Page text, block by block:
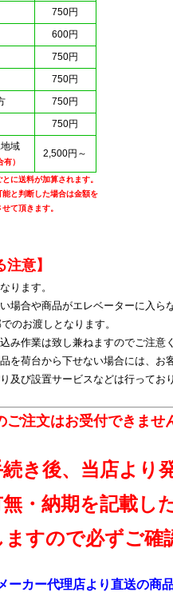
750円
600円
750円
750円
750円
750円
域
）
2,500円～
に送料が加算されます。
と判断した場合は金額を
て頂きます。
注意】
ります。
場合や商品がエレベーターに入ら
のお渡しとなります。
み作業は致し兼ねますのでご注意
を荷台から下せない場合には、お
及び設置サービスなどは行ってお
注文はお受付できませ
き後、当店より
・納期を記載し
すので必ずご確
ーカー代理店より直送の商